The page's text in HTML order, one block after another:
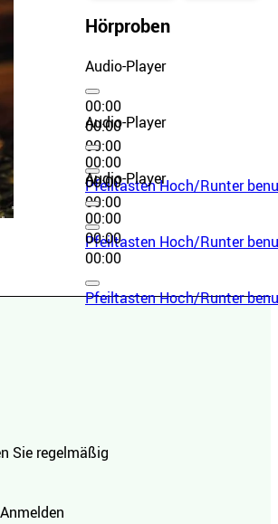
Hörproben
Audio-Player
00:00
00:00
00:00
Pfeiltasten Hoch/Runter
Audio-Player
00:00
00:00
00:00
Pfeiltasten Hoch/Runter
Audio-Player
00:00
00:00
00:00
Pfeiltasten Hoch/Runter
Sie regelmäßig
Anmelden